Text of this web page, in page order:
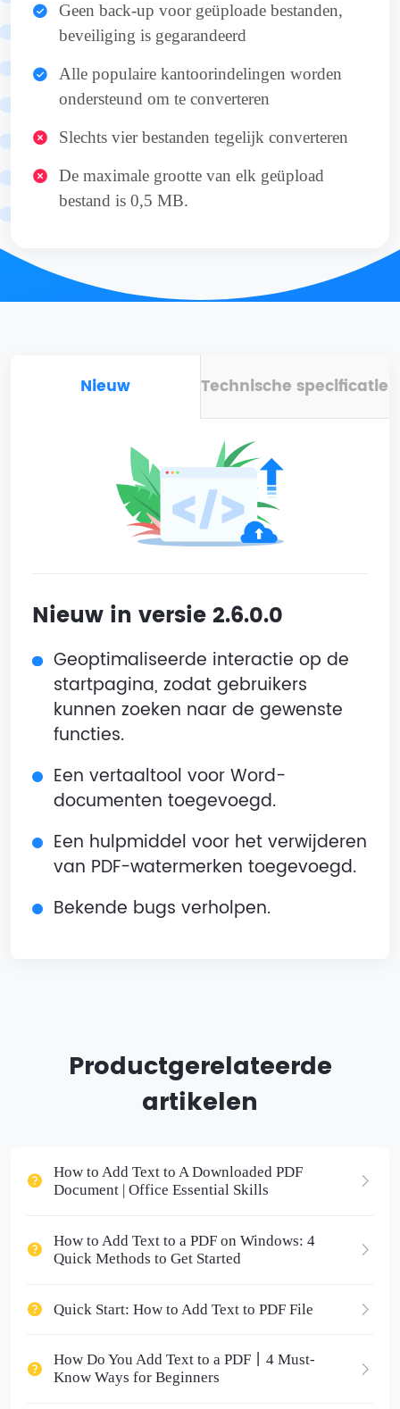
Geen back-up voor geüploade bestanden,
beveiliging is gegarandeerd
Alle populaire kantoorindelingen worden
ondersteund om te converteren
Slechts vier bestanden tegelijk converteren
De maximale grootte van elk geüpload
bestand is 0,5 MB.
Nieuw Technische specificatie
Nieuw in versie 2.6.0.0
Geoptimaliseerde interactie op de
startpagina, zodat gebruikers
kunnen zoeken naar de gewenste
functies.
Een vertaaltool voor Word-
documenten toegevoegd.
Een hulpmiddel voor het verwijderen
van PDF-watermerken toegevoegd.
Bekende bugs verholpen.
Productgerelateerde
artikelen
How to Add Text to A Downloaded PDF
Document | Office Essential Skills
How to Add Text to a PDF on Windows: 4
Quick Methods to Get Started
Quick Start: How to Add Text to PDF File
How Do You Add Text to a PDF丨4 Must-
Know Ways for Beginners